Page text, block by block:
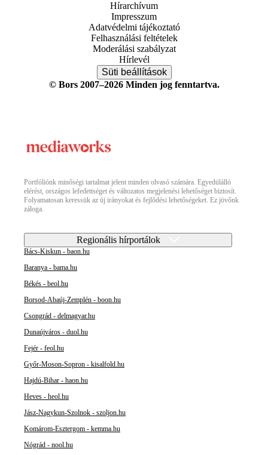
Hírarchívum
Impresszum
Adatvédelmi tájékoztató
Felhasználási feltételek
Moderálási szabályzat
Hírlevél
Süti beállítások
© Bors 2007–2026 Minden jog fenntartva.
Portfóliónk minőségi tartalmat jelent minden olvasó számára. Egyedülálló
elérést, országos lefedettséget és változatos megjelenési lehetőséget biztosít.
Folyamatosan keressük az új irányokat és fejlődési lehetőségeket. Ez jövőnk
záloga.
Regionális hírportálok
Bács-Kiskun - baon.hu
Baranya - bama.hu
Békés - beol.hu
Borsod-Abaúj-Zemplén - boon.hu
Csongrád - delmagyar.hu
Dunaújváros - duol.hu
Fejér - feol.hu
Győr-Moson-Sopron - kisalfold.hu
Hajdú-Bihar - haon.hu
Heves - heol.hu
Jász-Nagykun-Szolnok - szoljon.hu
Komárom-Esztergom - kemma.hu
Nógrád - nool.hu